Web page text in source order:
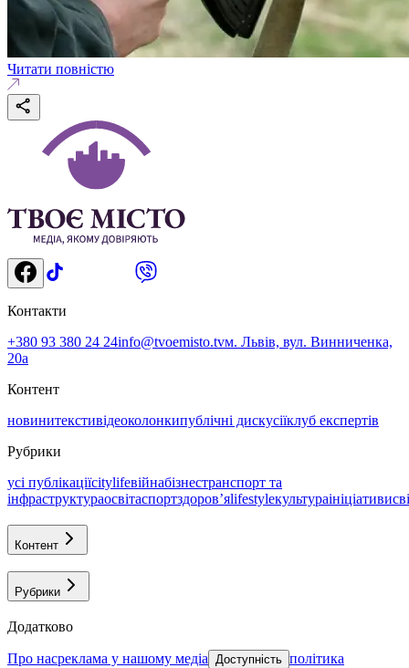
Читати повністю
Контакти
+380 93 380 24 24info@tvoemisto.tvм. Львів, вул. Винниченка,
20а
Контент
новинитекстивідеоколонкипублічні дискусіїклуб експертів
Рубрики
усі публікаціїcitylifeвійнабізнестранспорт та
інфраструктураосвітаспортздоровʼяlifestyleкультураініціативи
Контент
Рубрики
Додатково
про насреклама у нашому медіа Доступність політика